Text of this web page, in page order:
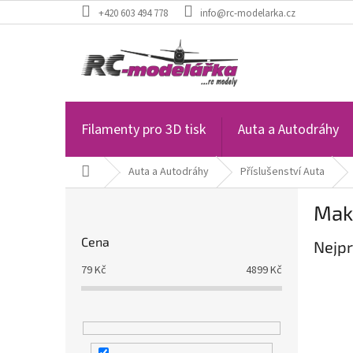
na
+420 603 494 778 info@rc-modelarka.cz
Filamenty pro 3D tisk Auta a Autodráhy
Domů Auta a Autodráhy Příslušenství Auta
Cena
79Kč 4899Kč